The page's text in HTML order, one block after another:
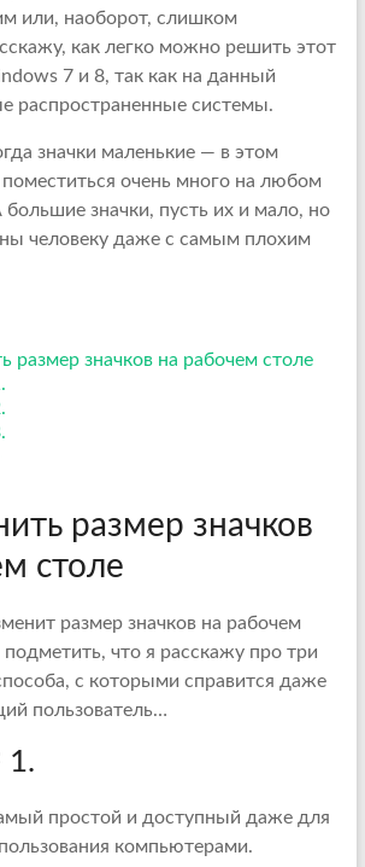
или, наоборот, слишком
как легко можно решить этот
7 и 8, так как на данный
распространенные системы.
значки маленькие — в этом
очень много на любом
большие значки, пусть их и мало, но
человеку даже с самым плохим
размер значков на рабочем столе
размер значков
столе
размер значков на рабочем
что я расскажу про три
с которыми справится даже
пользователь…
простой и доступный даже для
компьютерами.